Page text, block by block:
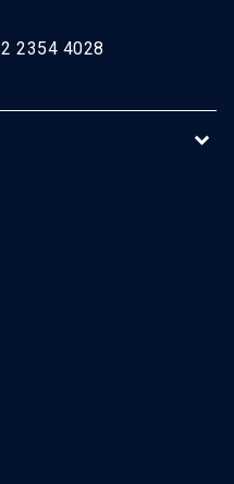
2354 4028